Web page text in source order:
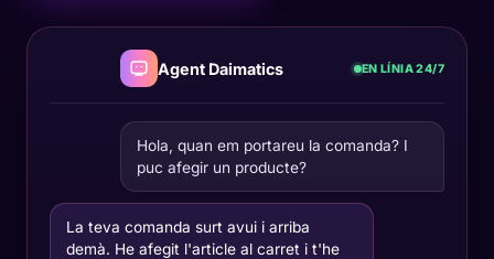
Agent Daimatics EN LÍNIA 24/7
Hola, quan em portareu la comanda? I
puc afegir un producte?
La teva comanda surt avui i arriba
demà. He afegit l'article al carret i t'he